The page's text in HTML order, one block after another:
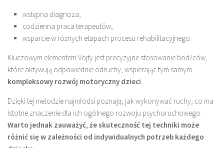
wstępna diagnoza,
codzienna praca terapeutów,
wsparcie w różnych etapach procesu rehabilitacyjnego.
Kluczowym elementem Vojty jest precyzyjne stosowanie bodźców,
które aktywują odpowiednie odruchy, wspierając tym samym
kompleksowy rozwój motoryczny dzieci.
Dzięki tej metodzie najmłodsi poznają, jak wykonywać ruchy, co ma
istotne znaczenie dla ich ogólnego rozwoju psychoruchowego.
Warto jednak zauważyć, że skuteczność tej techniki może
różnić się w zależności od indywidualnych potrzeb każdego